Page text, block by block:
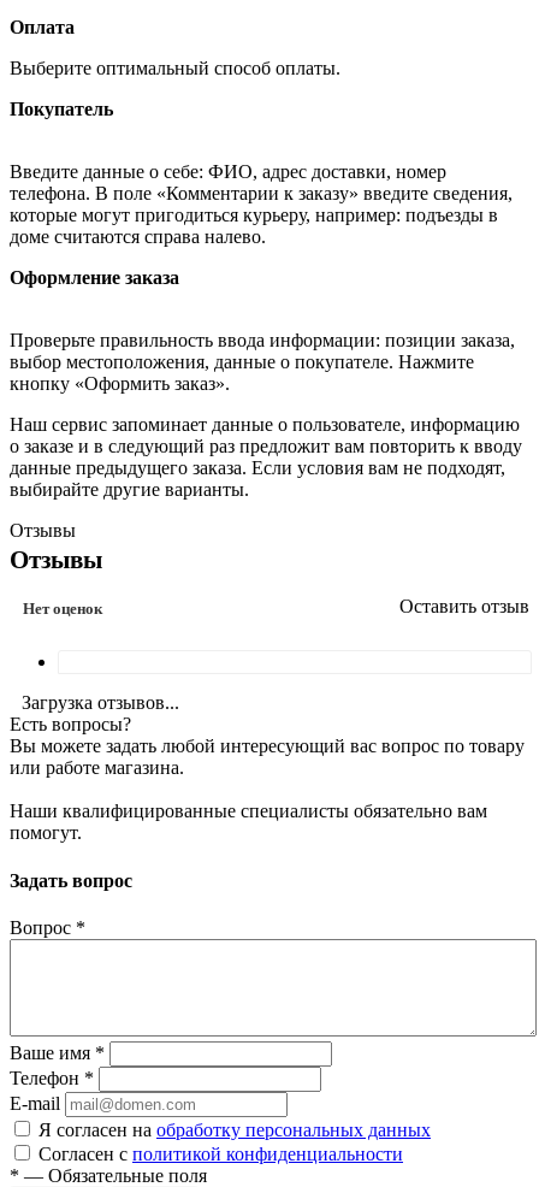
Оплата
Выберите оптимальный способ оплаты.
Покупатель
Введите данные о себе: ФИО, адрес доставки, номер
телефона. В поле «Комментарии к заказу» введите сведения,
которые могут пригодиться курьеру, например: подъезды в
доме считаются справа налево.
Оформление заказа
Проверьте правильность ввода информации: позиции заказа,
выбор местоположения, данные о покупателе. Нажмите
кнопку «Оформить заказ».
Наш сервис запоминает данные о пользователе, информацию
о заказе и в следующий раз предложит вам повторить к вводу
данные предыдущего заказа. Если условия вам не подходят,
выбирайте другие варианты.
Отзывы
Отзывы
Нет оценок Оставить отзыв
Загрузка отзывов...
Есть вопросы?
Вы можете задать любой интересующий вас вопрос по товару
или работе магазина.
Наши квалифицированные специалисты обязательно вам
помогут.
Задать вопрос
Вопрос *
Ваше имя *
Телефон *
E-mail
Я согласен на обработку персональных данных
Согласен с политикой конфиденциальности
* — Обязательные поля